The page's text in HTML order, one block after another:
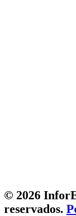
© 2026
reservados.